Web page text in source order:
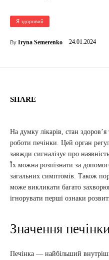
Я здоровий
By Iryna Semerenko 24.01.2024
SHARE
На думку лікарів, стан
роботи печінки. Цей орган
завжди сигналізує про
Їх можна розпізнати за
загальних симптомів. Також
може викликати багато
ігнорувати перші ознаки
Значення
Печінка — найбільший